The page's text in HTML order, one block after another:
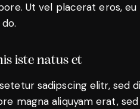
Ut vel placerat eros,
iste natus et
sadipscing elitr, sed
magna aliquyam erat,